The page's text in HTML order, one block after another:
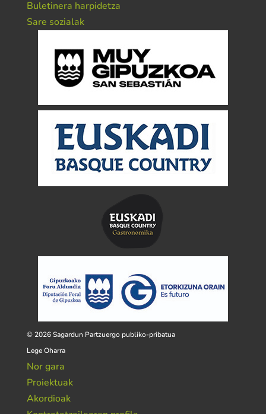
Buletinera harpidetza
Sare sozialak
© 2026 Sagardun Partzuergo publiko-pribatua
Lege Oharra
Nor gara
Proiektuak
Akordioak